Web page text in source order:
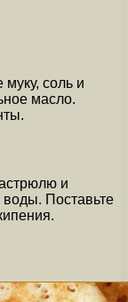
соль и
масло.
и
воды. Поставьте